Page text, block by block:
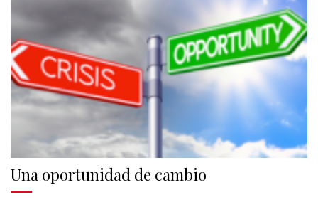
Una oportunidad de cambio